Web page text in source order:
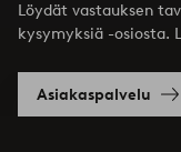
Löydät vastauksen
kysymyksiä -osiosta.
Asiakaspalvelu